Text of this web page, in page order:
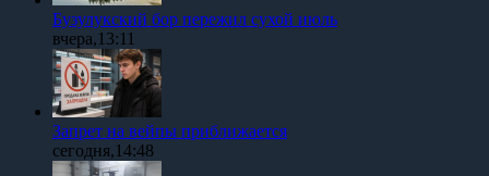
Бузулукский бор пережил сухой июль
вчера,13:11
Запрет на вейпы приближается
сегодня,14:48